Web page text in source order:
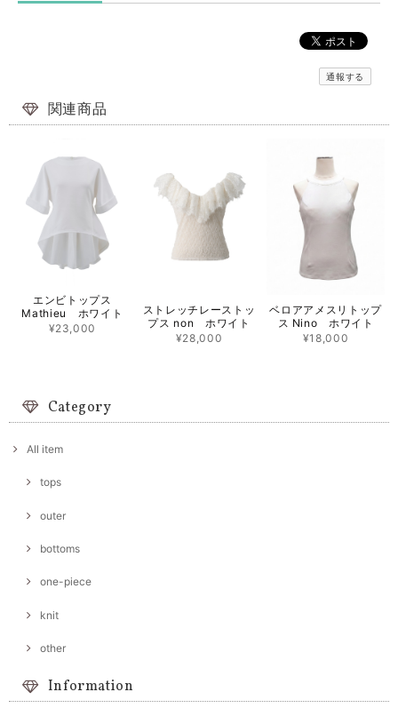
通報する
関連商品
エンビトップス
Mathieu ホワイト
¥23,000
ストレッチレーストッ
プス non ホワイト
¥28,000
ベロアアメスリトップ
ス Nino ホワイト
¥18,000
Category
All item
tops
outer
bottoms
one-piece
knit
other
Information